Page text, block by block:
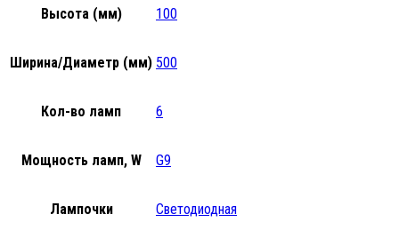
Высота (мм) 100
Ширина/Диаметр (мм) 500
Кол-во ламп 6
Мощность ламп, W G9
Лампочки Светодиодная